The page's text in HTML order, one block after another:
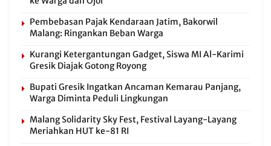
Pembebasan Pajak Kendaraan Jatim, Bakorwil
Malang: Ringankan Beban Warga
Kurangi Ketergantungan Gadget, Siswa MI Al-Karimi
Gresik Diajak Gotong Royong
Bupati Gresik Ingatkan Ancaman Kemarau Panjang,
Warga Diminta Peduli Lingkungan
Malang Solidarity Sky Fest, Festival Layang-Layang
Meriahkan HUT ke-81 RI